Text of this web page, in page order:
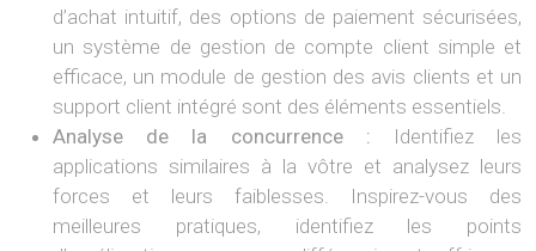
d’achat intuitif, des options de paiement sécurisées,
un système de gestion de compte client simple et
efficace, un module de gestion des avis clients et un
support client intégré sont des éléments essentiels.
Analyse de la concurrence :
Identifiez les
applications similaires à la vôtre et analysez leurs
forces et leurs faiblesses. Inspirez-vous des
meilleures pratiques, identifiez les points